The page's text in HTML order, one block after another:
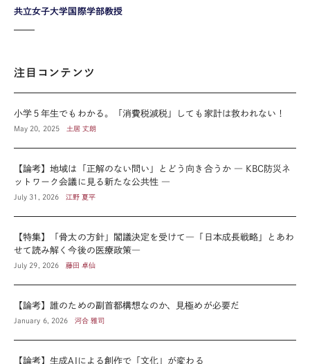
共立女子大学国際学部教授
注目コンテンツ
小学５年生でもわかる。「消費税減税」しても家計は救われない！
May 20, 2025 土居 丈朗
【論考】地域は「正解のない問い」とどう向き合うか ― KBC防災ネ
ットワーク会議に見る新たな公共性 ―
July 31, 2026 江野 夏平
【特集】「骨太の方針」閣議決定を受けて―「日本成長戦略」とあわ
せて読み解く今後の医療政策―
July 29, 2026 藤田 卓仙
【論考】誰のための副首都構想なのか、見極めが必要だ
January 6, 2026 河合 雅司
【論考】生成AIによる創作で「文化」が変わる